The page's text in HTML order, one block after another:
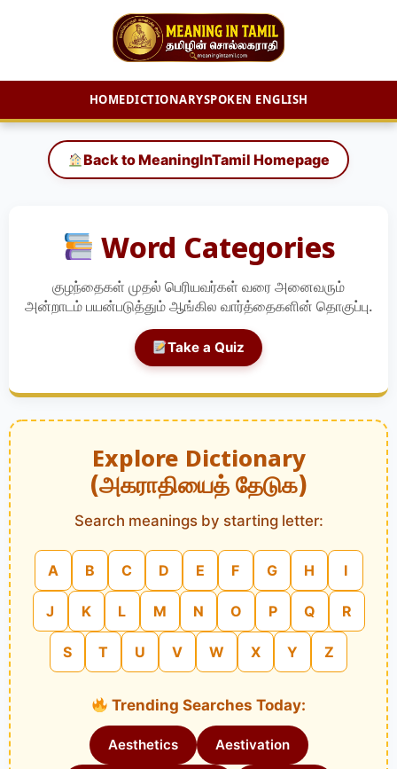
HOMEDICTIONARYSPOKEN ENGLISH
content
Back to MeaningInTamil Homepage
Word Categories
குழந்தைகள் முதல் பெரியவர்கள் வரை அனைவரும்
அன்றாடம் பயன்படுத்தும் ஆங்கில வார்த்தைகளின் தொகுப்பு.
Take a Quiz
Explore Dictionary
(அகராதியைத் தேடுக)
Search meanings by starting letter:
A B C D E F G H I
J K L M N O P Q R
S T U V W X Y Z
Trending Searches Today:
Aesthetics Aestivation